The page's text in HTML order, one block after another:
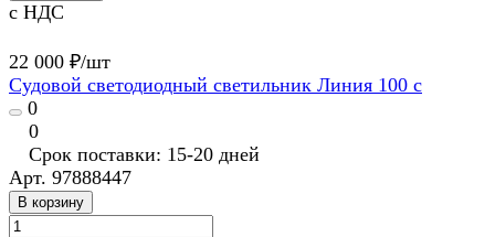
с НДС
22 000 ₽/шт
Судовой светодиодный светильник Линия 100 с
0
0
Срок поставки: 15-20 дней
Арт. 97888447
В корзину